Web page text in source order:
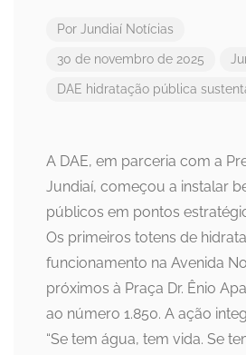
Por Jundiaí Notícias
30 de novembro de 2025
DAE hidratação pública
A DAE, em parceria com a
Jundiaí, começou a instalar
públicos em pontos
Os primeiros totens de
funcionamento na Avenida
próximos à Praça Dr. Ênio
ao número 1.850. A ação
“Se tem água, tem vida. Se